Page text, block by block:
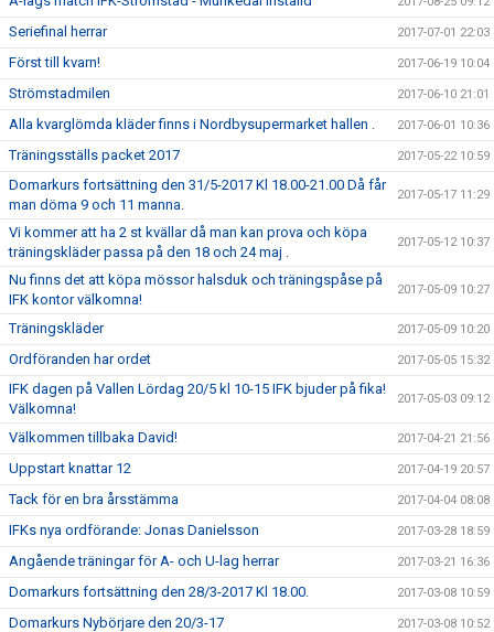
Seriefinal herrar 2017-07-01 22:03
Först till kvarn! 2017-06-19 10:04
Strömstadmilen 2017-06-10 21:01
Alla kvarglömda kläder finns i Nordbysupermarket hallen . 2017-06-01 10:36
Träningsställs packet 2017 2017-05-22 10:59
Domarkurs fortsättning den 31/5-2017 Kl 18.00-21.00 Då får
man döma 9 och 11 manna.
2017-05-17 11:29
Vi kommer att ha 2 st kvällar då man kan prova och köpa
träningskläder passa på den 18 och 24 maj .
2017-05-12 10:37
Nu finns det att köpa mössor halsduk och träningspåse på
IFK kontor välkomna!
2017-05-09 10:27
Träningskläder 2017-05-09 10:20
Ordföranden har ordet 2017-05-05 15:32
IFK dagen på Vallen Lördag 20/5 kl 10-15 IFK bjuder på fika!
Välkomna!
2017-05-03 09:12
Välkommen tillbaka David! 2017-04-21 21:56
Uppstart knattar 12 2017-04-19 20:57
Tack för en bra årsstämma 2017-04-04 08:08
IFKs nya ordförande: Jonas Danielsson 2017-03-28 18:59
Angående träningar för A- och U-lag herrar 2017-03-21 16:36
Domarkurs fortsättning den 28/3-2017 Kl 18.00. 2017-03-08 10:59
Domarkurs Nybörjare den 20/3-17 2017-03-08 10:52